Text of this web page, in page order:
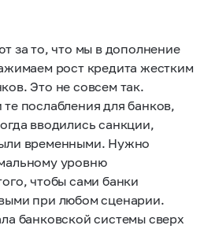
за то, что мы в дополнение
рост кредита жестким
Это не совсем так.
послабления для банков,
вводились санкции,
временными. Нужно
уровню
чтобы сами банки
при любом сценарии.
банковской системы сверх